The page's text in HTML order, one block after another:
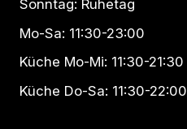
Sonntag: Ruhetag
Mo-Sa: 11:30-23:00
Küche Mo-Mi: 11:30-21:30
Küche Do-Sa: 11:30-22:00